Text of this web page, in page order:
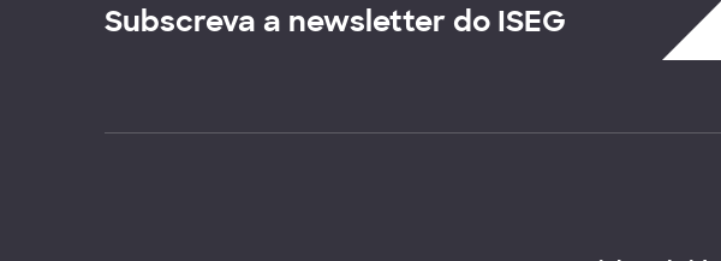
Subscreva a newsletter do ISEG